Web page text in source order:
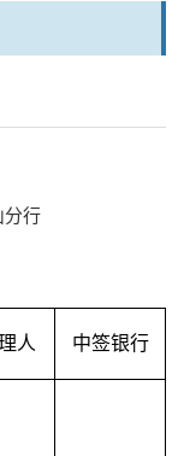
分行
人 中签银行